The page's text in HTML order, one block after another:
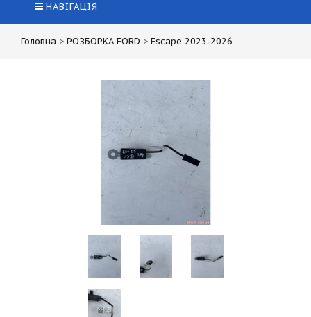
НАВІГАЦІЯ
Головна > РОЗБОРКА FORD > Escape 2023-2026